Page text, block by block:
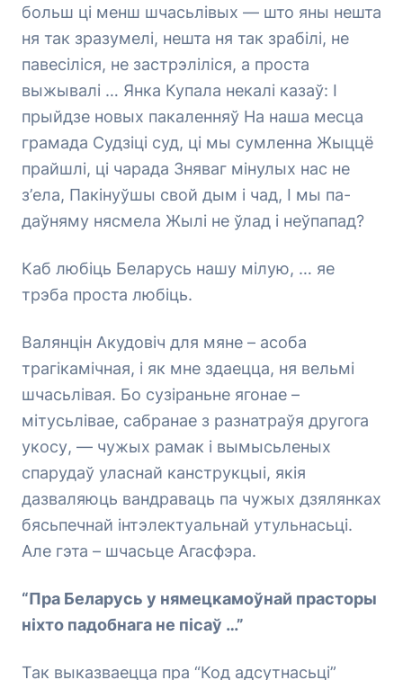
больш ці менш шчасьлівых — што яны нешта
ня так зразумелі, нешта ня так зрабілі, не
павесіліся, не застрэліліся, а проста
выжывалі … Янка Купала некалі казаў: I
прыйдзе новых пакаленняў На наша месца
грамада Судзіці суд, ці мы сумленна Жыццё
прайшлі, ці чарада Зняваг мінулых нас не
з’ела, Пакінуўшы свой дым і чад, I мы па-
даўняму нясмела Жылі не ўлад і неўпапад?
Каб любіць Беларусь нашу мілую, … яе
трэба проста любіць.
Валянцін Акудовіч для мяне – асоба
трагікамічная, і як мне здаецца, ня вельмі
шчасьлівая. Бо сузіраньне ягонае –
мітусьлівае, сабранае з разнатраўя другога
укосу, — чужых рамак і вымысьленых
спарудаў уласнай канструкцыі, якія
дазваляюць вандраваць па чужых дзялянках
бясьпечнай інтэлектуальнай утульнасьці.
Але гэта – шчасьце Агасфэра.
“Пра Беларусь у нямецкамоўнай прасторы
ніхто падобнага не пісаў …”
Так выказваецца пра “Код адсутнасьці”